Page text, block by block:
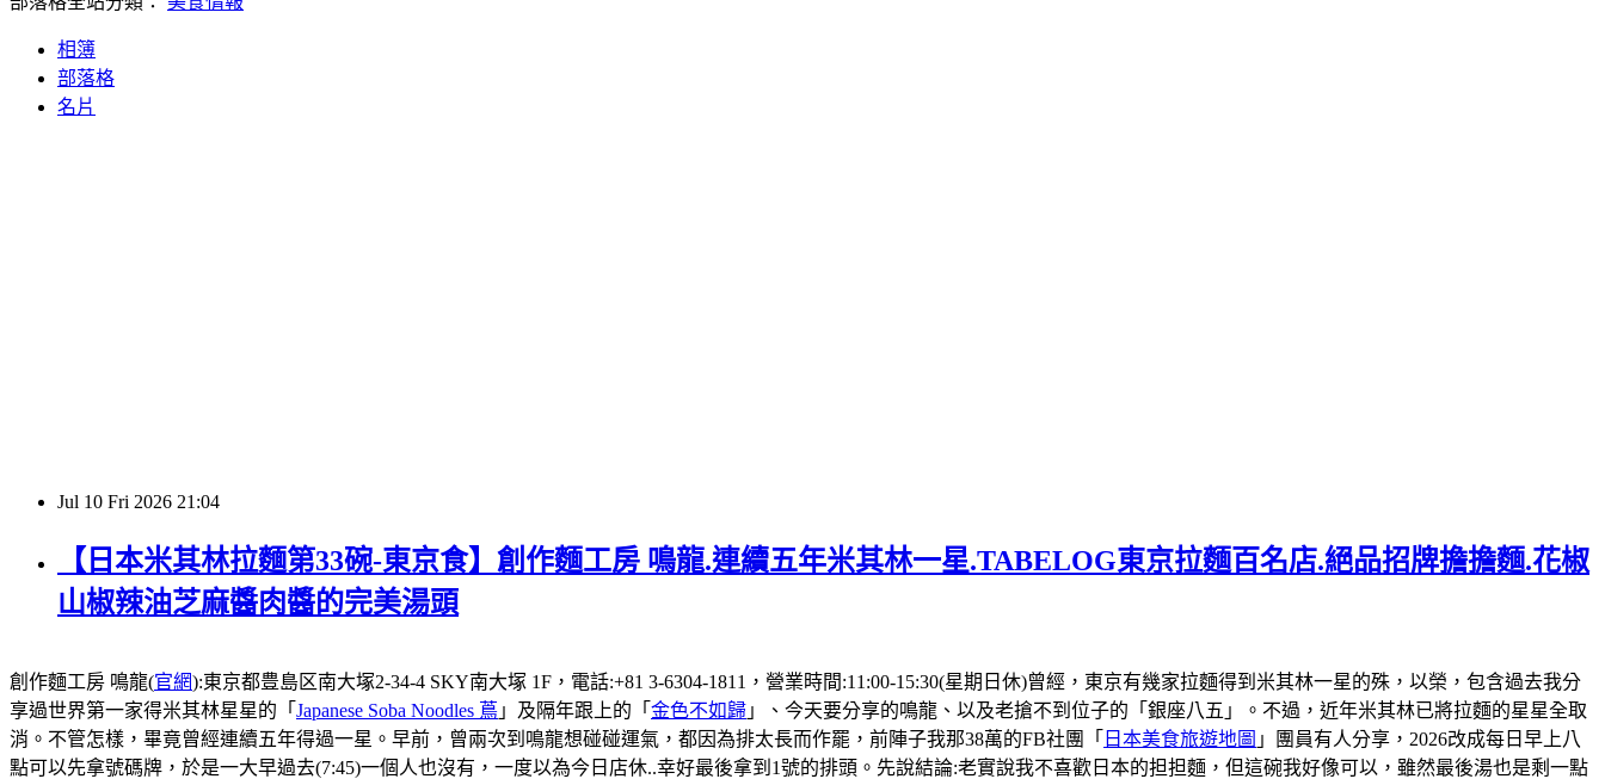
相簿
部落格
名片
Jul 10 Fri 2026 21:04
【日本米其林拉麵第33碗-東京食】創作麵工房 鳴龍.連續五年米其林一星.TABELOG東京拉麵百名店.絕品招牌擔擔麵.花椒
山椒辣油芝麻醬肉醬的完美湯頭
創作麵工房 鳴龍(官網):東京都豊島区南大塚2-34-4 SKY南大塚 1F，電話:+81 3-6304-1811，營業時間:11:00-15:30(星期日休)曾經，東京有幾家拉麵得到米其林一星的殊，以榮，包含過去我分
享過世界第一家得米其林星星的「 Japanese Soba Noodles 蔦 」及隔年跟上的「 金色不如歸 」、今天要分享的鳴龍、以及老搶不到位子的「銀座八五」。不過，近年米其林已將拉麵的星星全取
消。不管怎樣，畢竟曾經連續五年得過一星。早前，曾兩次到鳴龍想碰碰運氣，都因為排太長而作罷，前陣子我那38萬的FB社團「 日本美食旅遊地圖 」團員有人分享，2026改成每日早上八
點可以先拿號碼牌，於是一大早過去(7:45)一個人也沒有，一度以為今日店休..幸好最後拿到1號的排頭。先說結論:老實說我不喜歡日本的担担麵，但這碗我好像可以，雖然最後湯也是剩一點